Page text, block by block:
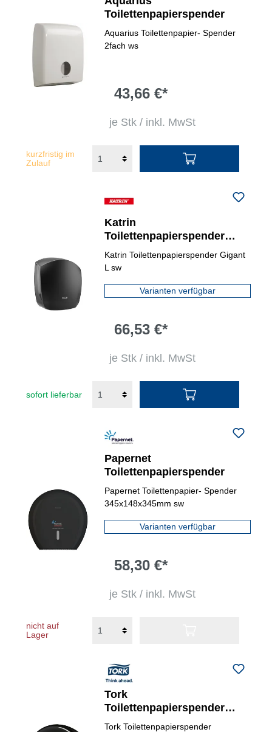
Toilettenpapierspender
Aquarius Toilettenpapier- Spender
2fach ws
43,66 €*
je Stk / inkl. MwSt
kurzfristig im
Zulauf
Katrin
Toilettenpapierspender
Gigant L
Katrin Toilettenpapierspender Gigant
L sw
Varianten verfügbar
66,53 €*
je Stk / inkl. MwSt
sofort lieferbar
Papernet
Toilettenpapierspender
Papernet Toilettenpapier- Spender
345x148x345mm sw
Varianten verfügbar
58,30 €*
je Stk / inkl. MwSt
nicht auf
Lager
Tork
Toilettenpapierspender
SmartOne®
Tork Toilettenpapierspender